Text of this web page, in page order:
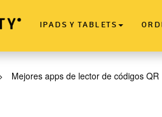
IPADS Y TABLETS
Mejores apps de lector de códigos QR